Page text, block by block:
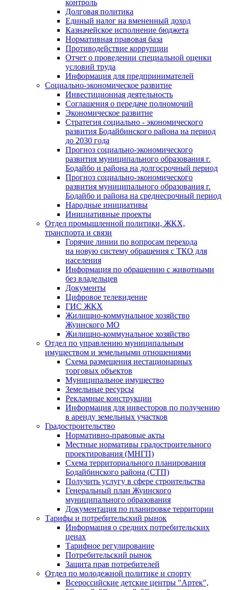
контроль
Долговая политика
Единый налог на вмененный доход
Казначейское исполнение бюджета
Нормативная правовая база
Противодействие коррупции
Отчет о проведении специальной оценки
условий труда
Информация для предпринимателей
Социально-экономическое развитие
Инвестиционная деятельность
Соглашения о передаче полномочий
Экономическое развитие
Стратегия социально - экономического
развития Бодайбинского района на период
до 2030 года
Прогноз социально-экономического
развития муниципального образования г.
Бодайбо и района на долгосрочный период
Прогноз социально-экономического
развития муниципального образования г.
Бодайбо и района на среднесрочный период
Народные инициативы
Инициативные проекты
Отдел промышленной политики, ЖКХ,
транспорта и связи
Горячие линии по вопросам перехода
на новую систему обращения с ТКО для
населения
Информация по обращению с животными
без владельцев
Документы
Цифровое телевидение
ГИС ЖКХ
Жилищно-коммунальное хозяйство
Жуинского МО
Жилищно-коммунальное хозяйство
Отдел по управлению муниципальным
имуществом и земельными отношениями
Схема размещения нестационарных
торговых объектов
Муниципальное имущество
Земельные ресурсы
Рекламные конструкции
Информация для инвесторов по получению
в аренду земельных участков
Градостроительство
Нормативно-правовые акты
Местные нормативы градостроительного
проектирования (МНГП)
Схема территориального планирования
Бодайбинского района (СТП)
Получить услугу в сфере строительства
Генеральный план Жуинского
муниципального образования
Документация по планировке территории
Тарифы и потребительский рынок
Информация о средних потребительских
ценах
Тарифное регулирование
Потребительский рынок
Защита прав потребителей
Отдел по молодежной политике и спорту
Всероссийские детские центры "Артек",